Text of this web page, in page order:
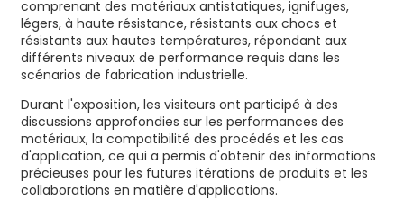
comprenant des matériaux antistatiques, ignifuges,
légers, à haute résistance, résistants aux chocs et
résistants aux hautes températures, répondant aux
différents niveaux de performance requis dans les
scénarios de fabrication industrielle.
Durant l'exposition, les visiteurs ont participé à des
discussions approfondies sur les performances des
matériaux, la compatibilité des procédés et les cas
d'application, ce qui a permis d'obtenir des informations
précieuses pour les futures itérations de produits et les
collaborations en matière d'applications.